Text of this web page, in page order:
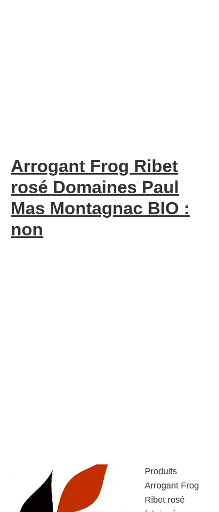
Arrogant Frog Ribet
rosé Domaines Paul
Mas Montagnac BIO :
non
Produits
Arrogant Frog
Ribet rosé